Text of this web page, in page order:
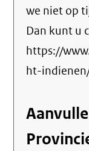
we niet op
Dan kunt u
https://
ht-